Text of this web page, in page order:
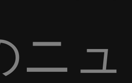
ニュ